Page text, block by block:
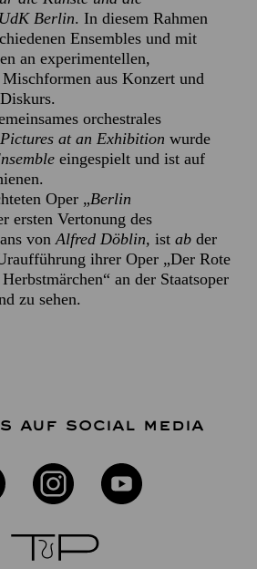
Berlin. In diesem Rahmen
Ensembles und mit
an experimentellen,
aus Konzert und
orchestrales
at an Exhibition wurde
eingespielt und ist auf
Oper „Berlin
ersten Vertonung des
vonAlfred Döblin, ist ab der
ihrer Oper „Der Rote
an der Staatsoper
zu sehen.
AUF SOCIAL MEDIA